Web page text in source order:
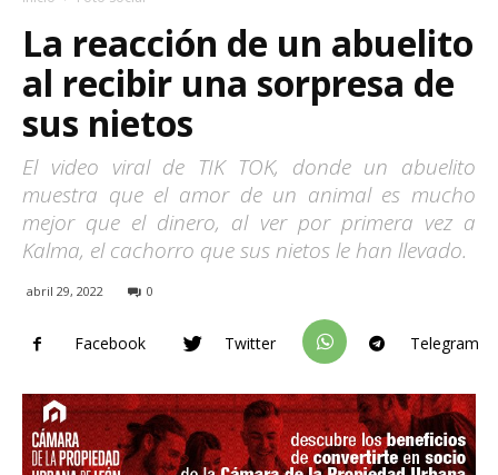
La reacción de un abuelito
al recibir una sorpresa de
sus nietos
El video viral de TIK TOK, donde un abuelito
muestra que el amor de un animal es mucho
mejor que el dinero, al ver por primera vez a
Kalma, el cachorro que sus nietos le han llevado.
abril 29, 2022 0
Facebook Twitter Telegram